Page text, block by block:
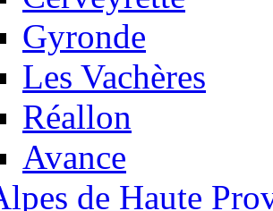
Gyronde
Les Vachères
Réallon
Avance
de Haute